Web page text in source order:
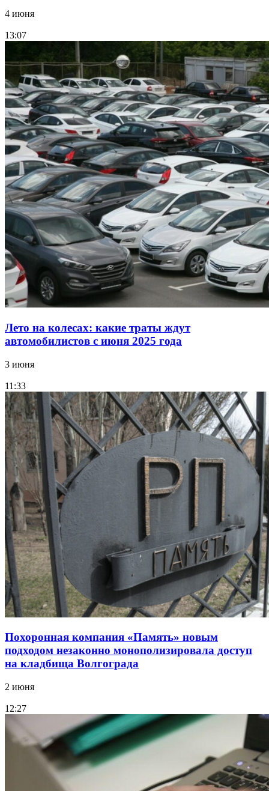
4 июня
13:07
Лето на колесах: какие траты ждут
автомобилистов с июня 2025 года
3 июня
11:33
Похоронная компания «Память» новым
подходом незаконно монополизировала доступ
на кладбища Волгограда
2 июня
12:27